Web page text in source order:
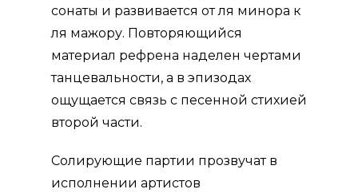
сонаты и развивается от ля минора к
ля мажору. Повторяющийся
материал рефрена наделен чертами
танцевальности, а в эпизодах
ощущается связь с песенной стихией
второй части.
Солирующие партии прозвучат в
исполнении артистов